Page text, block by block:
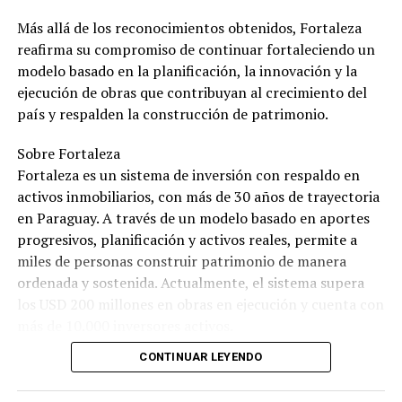
Más allá de los reconocimientos obtenidos, Fortaleza
reafirma su compromiso de continuar fortaleciendo un
modelo basado en la planificación, la innovación y la
ejecución de obras que contribuyan al crecimiento del
país y respalden la construcción de patrimonio.
Sobre Fortaleza
Fortaleza es un sistema de inversión con respaldo en
activos inmobiliarios, con más de 30 años de trayectoria
en Paraguay. A través de un modelo basado en aportes
progresivos, planificación y activos reales, permite a
miles de personas construir patrimonio de manera
ordenada y sostenida. Actualmente, el sistema supera
CONTINUAR LEYENDO